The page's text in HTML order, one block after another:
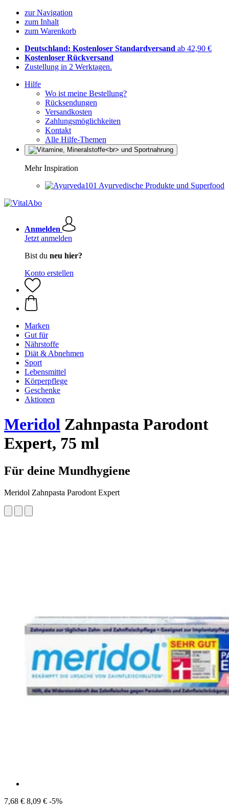
zur Navigation
zum Inhalt
zum Warenkorb
Deutschland: Kostenloser Standardversand ab 42,90 €
Kostenloser Rückversand
Zustellung in 2 Werktagen.
Hilfe
Wo ist meine Bestellung?
Rücksendungen
Versandkosten
Zahlungsmöglichkeiten
Kontakt
Alle Hilfe-Themen
Mehr Inspiration
Ayurvedische Produkte und Superfood
Anmelden
Jetzt anmelden
Bist du neu hier?
Konto erstellen
Marken
Gut für
Nährstoffe
Diät & Abnehmen
Sport
Lebensmittel
Körperpflege
Geschenke
Aktionen
Meridol Zahnpasta Parodont
Expert, 75 ml
Für deine Mundhygiene
Meridol Zahnpasta Parodont Expert
7,68 € 8,09 € -5%